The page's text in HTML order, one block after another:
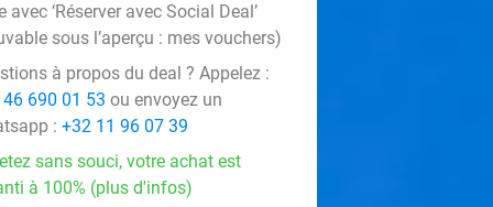
avec ‘Réserver avec Social Deal’
sous l’aperçu : mes vouchers)
à propos du deal ? Appelez :
690 01 53 ou envoyez un
: +32 11 96 07 39
sans souci, votre achat est
à 100% (plus d'infos)